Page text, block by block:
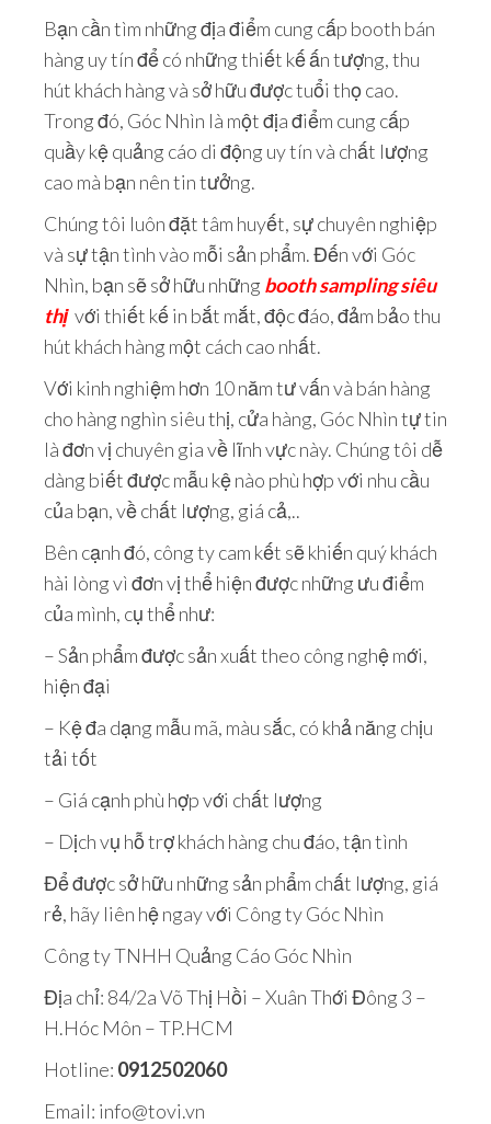
Bạn cần tìm những địa điểm cung cấp booth bán
hàng uy tín để có những thiết kế ấn tượng, thu
hút khách hàng và sở hữu được tuổi thọ cao.
Trong đó, Góc Nhìn là một địa điểm cung cấp
quầy kệ quảng cáo di động uy tín và chất lượng
cao mà bạn nên tin tưởng.
Chúng tôi luôn đặt tâm huyết, sự chuyên nghiệp
và sự tận tình vào mỗi sản phẩm. Đến với Góc
Nhìn, bạn sẽ sở hữu những booth sampling siêu
thị với thiết kế in bắt mắt, độc đáo, đảm bảo thu
hút khách hàng một cách cao nhất.
Với kinh nghiệm hơn 10 năm tư vấn và bán hàng
cho hàng nghìn siêu thị, cửa hàng, Góc Nhìn tự tin
là đơn vị chuyên gia về lĩnh vực này. Chúng tôi dễ
dàng biết được mẫu kệ nào phù hợp với nhu cầu
của bạn, về chất lượng, giá cả,..
Bên cạnh đó, công ty cam kết sẽ khiến quý khách
hài lòng vì đơn vị thể hiện được những ưu điểm
của mình, cụ thể như:
– Sản phẩm được sản xuất theo công nghệ mới,
hiện đại
– Kệ đa dạng mẫu mã, màu sắc, có khả năng chịu
tải tốt
– Giá cạnh phù hợp với chất lượng
– Dịch vụ hỗ trợ khách hàng chu đáo, tận tình
Để được sở hữu những sản phẩm chất lượng, giá
rẻ, hãy liên hệ ngay với Công ty Góc Nhìn
Công ty TNHH Quảng Cáo Góc Nhìn
Địa chỉ: 84/2a Võ Thị Hồi – Xuân Thới Đông 3 –
H.Hóc Môn – TP.HCM
Hotline: 0912502060
Email: info@tovi.vn